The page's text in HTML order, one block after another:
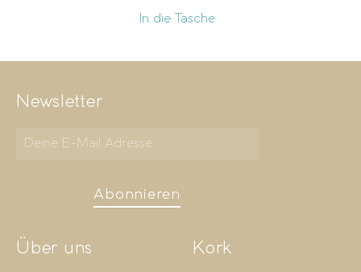
In die Tasche
Newsletter
Abonnieren
Über uns Kork